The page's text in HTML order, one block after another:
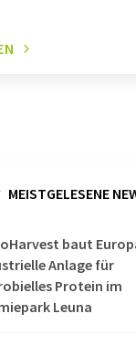
MEISTGELESENE
baut
Anlage für
Protein im
Leuna